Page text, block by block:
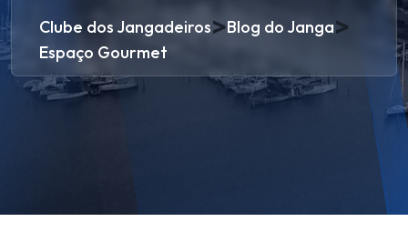
Clube dos Jangadeiros>Blog do Janga>
Espaço Gourmet